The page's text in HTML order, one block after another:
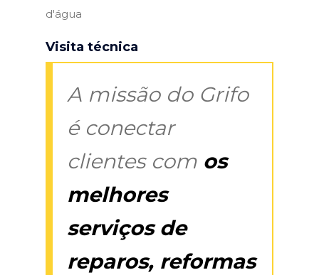
d'água
Visita técnica
A missão do Grifo
é conectar
clientes com os
melhores
serviços de
reparos, reformas